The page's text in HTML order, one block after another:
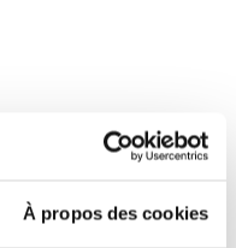
À propos des cookies